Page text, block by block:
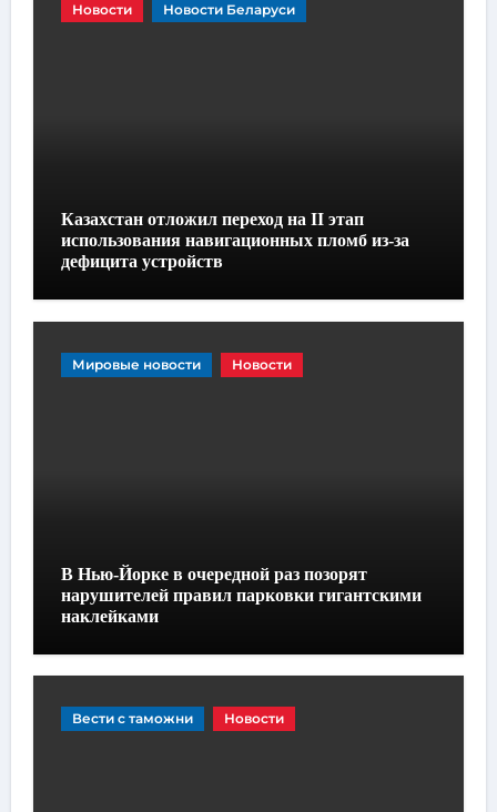
Новости Новости Беларуси
Казахстан отложил переход на II этап
использования навигационных пломб из-за
дефицита устройств
Мировые новости Новости
В Нью-Йорке в очередной раз позорят
нарушителей правил парковки гигантскими
наклейками
Вести с таможни Новости